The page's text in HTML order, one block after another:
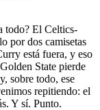
todo? El Celtics-
por dos camisetas
está fuera, y eso
State pierde
sobre todo, ese
repitiendo: el
Y sí. Punto.